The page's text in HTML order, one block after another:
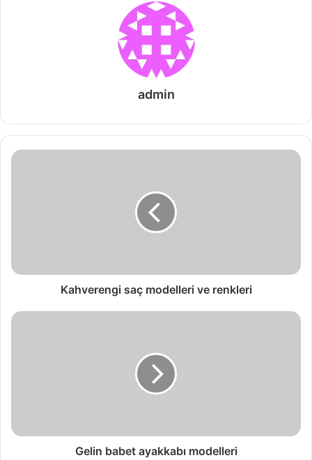
admin
Kahverengi saç modelleri ve renkleri
Gelin babet ayakkabı modelleri